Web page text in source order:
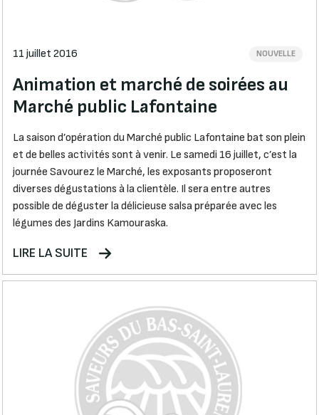
11 juillet 2016 NOUVELLE
Animation et marché de soirées au
Marché public Lafontaine
La saison d’opération du Marché public Lafontaine bat son plein
et de belles activités sont à venir. Le samedi 16 juillet, c’est la
journée Savourez le Marché, les exposants proposeront
diverses dégustations à la clientèle. Il sera entre autres
possible de déguster la délicieuse salsa préparée avec les
légumes des Jardins Kamouraska.
LIRE LA SUITE